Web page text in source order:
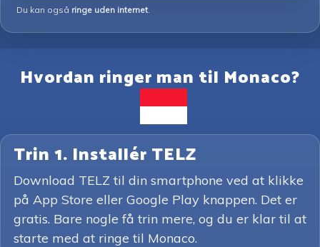
Du kan også ringe uden internet.
Hvordan ringer man til Monaco?
Trin 1. Installér TELZ
Download TELZ til din smartphone ved at klikke
på App Store eller Google Play knappen. Det er
gratis. Bare nogle få trin mere, og du er klar til at
starte med at ringe til Monaco.